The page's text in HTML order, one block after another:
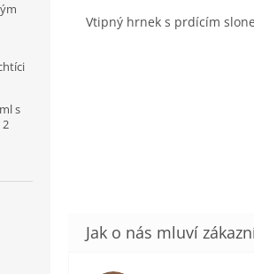
s
Vtipný hrnek s prdícím